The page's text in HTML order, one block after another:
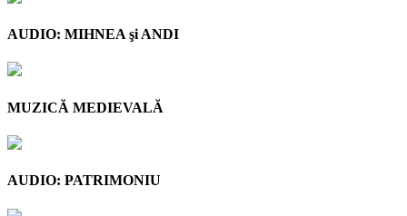
AUDIO: MIHNEA şi ANDI
MUZICĂ MEDIEVALĂ
AUDIO: PATRIMONIU